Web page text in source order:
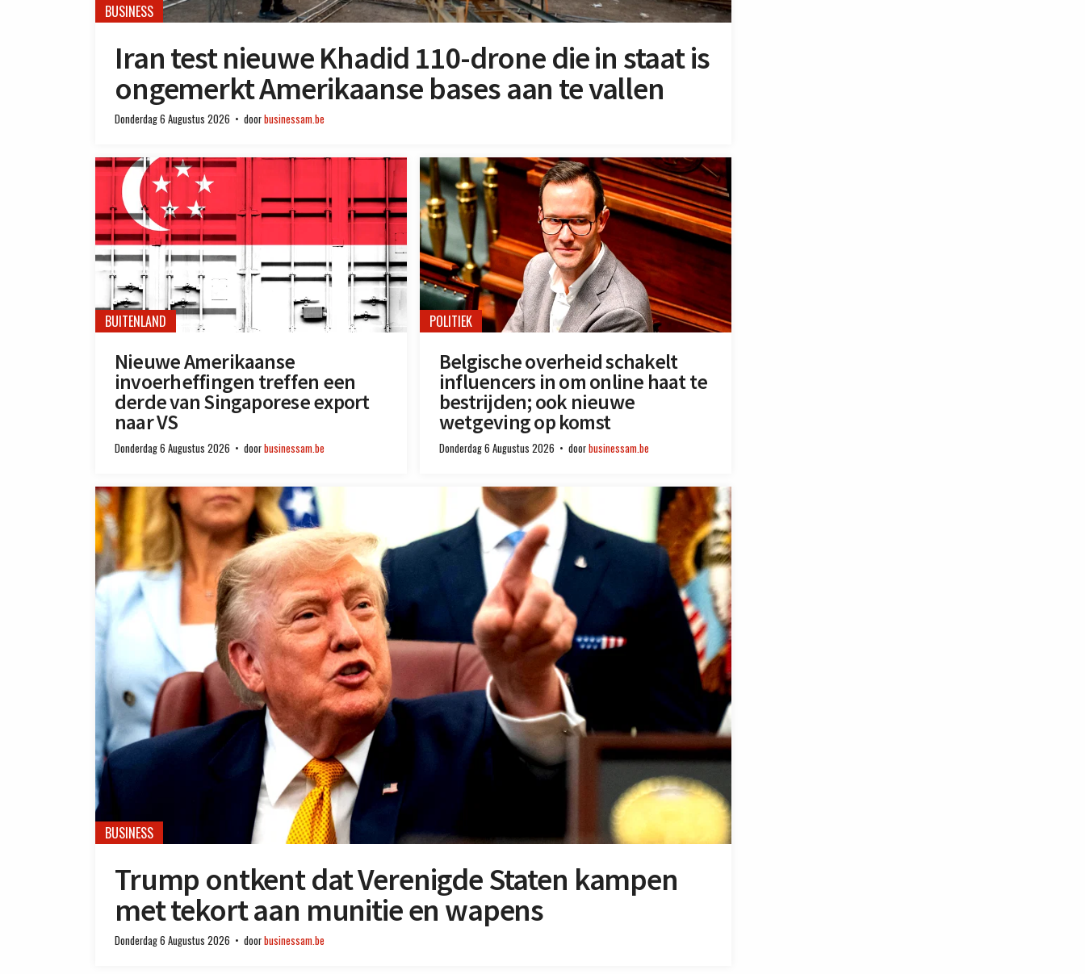
BUSINESS
Iran test nieuwe Khadid 110-drone die in staat is
ongemerkt Amerikaanse bases aan te vallen
Donderdag 6 Augustus 2026 doorbusinessam.be
BUITENLAND
Nieuwe Amerikaanse
invoerheffingen treffen een
derde van Singaporese export
naar VS
Donderdag 6 Augustus 2026 doorbusinessam.be
POLITIEK
Belgische overheid schakelt
influencers in om online haat te
bestrijden; ook nieuwe
wetgeving op komst
Donderdag 6 Augustus 2026 doorbusinessam.be
BUSINESS
Trump ontkent dat Verenigde Staten kampen
met tekort aan munitie en wapens
Donderdag 6 Augustus 2026 doorbusinessam.be